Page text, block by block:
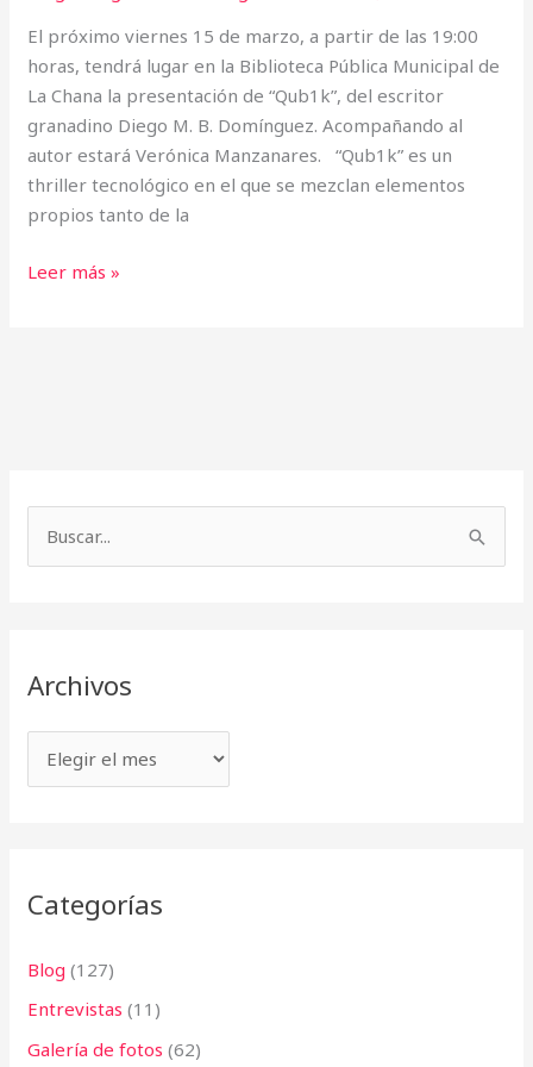
El próximo viernes 15 de marzo, a partir de las 19:00
horas, tendrá lugar en la Biblioteca Pública Municipal de
La Chana la presentación de “Qub1k”, del escritor
granadino Diego M. B. Domínguez. Acompañando al
autor estará Verónica Manzanares. “Qub1k” es un
thriller tecnológico en el que se mezclan elementos
propios tanto de la
Leer más »
a
o
Archivos
o
s
Categorías
Blog (127)
Entrevistas (11)
Galería de fotos (62)